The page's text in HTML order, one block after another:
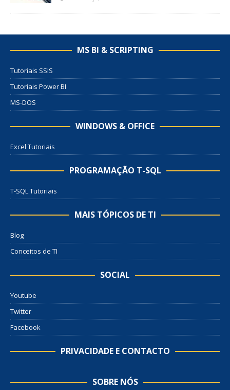
MS BI & SCRIPTING
Tutoriais SSIS
Tutoriais Power BI
MS-DOS
WINDOWS & OFFICE
Excel Tutoriais
PROGRAMAÇÃO T-SQL
T-SQL Tutoriais
MAIS TÓPICOS DE TI
Blog
Conceitos de TI
SOCIAL
Youtube
Twitter
Facebook
PRIVACIDADE E CONTACTO
SOBRE NÓS